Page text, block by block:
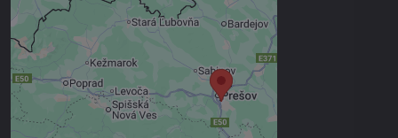
Externý obsah je blokovaný
Voľbami súkromia
Prajete si načítať externý obsah?
Povoliť tentokrát